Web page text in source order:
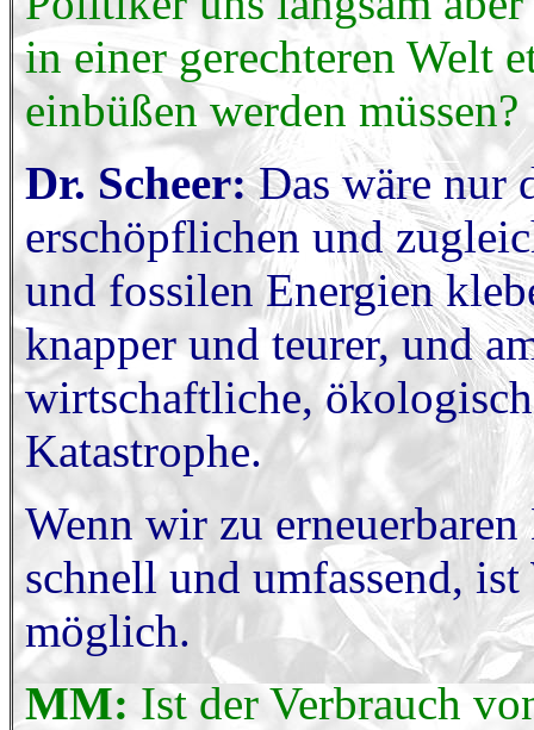
in einer gerechteren Welt
einbüßen werden müssen?
Dr. Scheer:Das wäre nur
erschöpflichen und
und fossilen Energien
knapper und teurer, und
wirtschaftliche,
Katastrophe.
Wenn wir zu
schnell und umfassend,
möglich.
MM: Ist der Verbrauch